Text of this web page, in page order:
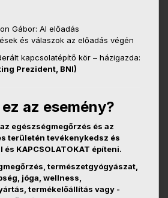
Gábor: AI előadás
és válaszok az előadás végén
kapcsolatépítő kör – házigazda:
Prezident, BNI)
az esemény?
egészségmegőrzés és az
területén tevékenykedsz és
és KAPCSOLATOKAT építeni.
természetgyógyászat,
jóga, wellness,
termékelőállítás vagy -